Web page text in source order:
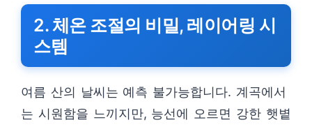
2. 체온 조절의 비밀, 레이어링 시
스템
여름 산의 날씨는 예측 불가능합니다. 계곡에서
는 시원함을 느끼지만, 능선에 오르면 강한 햇볕